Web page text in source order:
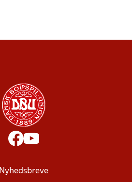
Nyhedsbreve